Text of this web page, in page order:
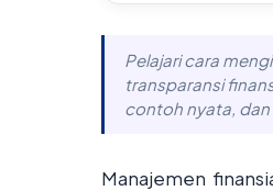
Pelajari cara
transparansi
contoh nyata,
Manajemen